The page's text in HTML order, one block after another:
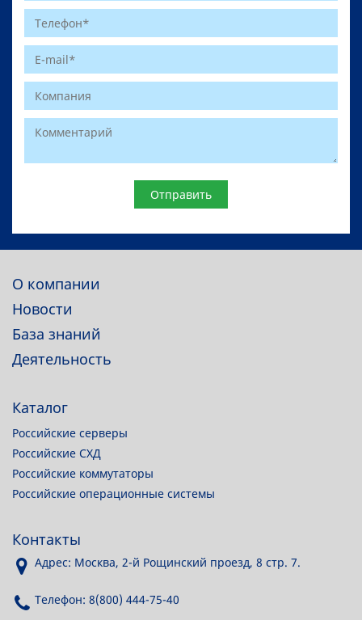
О компании
Новости
База знаний
Деятельность
Каталог
Российские серверы
Российские СХД
Российские коммутаторы
Российские операционные системы
Контакты
Адрес: Москва, 2-й Рощинский проезд, 8 стр. 7.
Телефон: 8(800) 444-75-40